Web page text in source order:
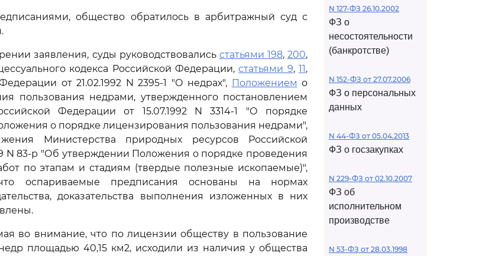
общество обратилось в арбитражный суд с
заявления, суды руководствовались статьями 198, 200,
кодекса Российской Федерации,статьями 9, 11,
от 21.02.1992 N 2395-1 "О недрах", Положением о
пользования недрами, утвержденного постановлением
Федерации от 15.07.1992 N 3314-1 "О порядке
о порядке лицензирования пользования недрами",
Министерства природных ресурсов Российской
N 83-р "Об утверждении Положения о порядке проведения
по этапам и стадиям (твердые полезные ископаемые)",
оспариваемые предписания основаны на нормах
доказательства выполнения изложенных в них
во внимание, что по лицензии обществу в пользование
площадью 40,15 км2, исходили из наличия у общества
N 127-ФЗ 26.10.2002
ФЗ о
несостоятельности
(банкротстве)
N 152-ФЗ от 27.07.2006
ФЗ о персональных
данных
N 44-ФЗ от 05.04.2013
ФЗ о госзакупках
N 229-ФЗ от 02.10.2007
ФЗ об
исполнительном
производстве
N 53-ФЗ от 28.03.1998